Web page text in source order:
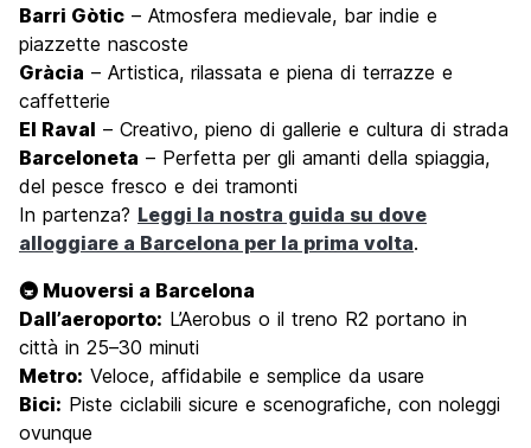
Barri Gòtic – Atmosfera medievale, bar indie e
piazzette nascoste
Gràcia – Artistica, rilassata e piena di terrazze e
caffetterie
El Raval – Creativo, pieno di gallerie e cultura di strada
Barceloneta – Perfetta per gli amanti della spiaggia,
del pesce fresco e dei tramonti
In partenza? Leggi la nostra guida su dove
alloggiare a Barcelona per la prima volta.
🚇 Muoversi a Barcelona
Dall’aeroporto: L’Aerobus o il treno R2 portano in
città in 25–30 minuti
Metro: Veloce, affidabile e semplice da usare
Bici: Piste ciclabili sicure e scenografiche, con noleggi
ovunque